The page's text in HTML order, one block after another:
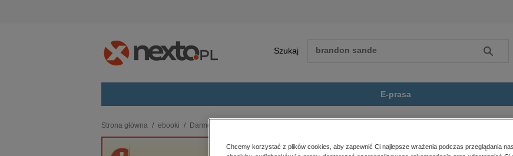
Szukaj Szukaj
E-prasa
budownictwo, aranżacja wnętrz
polityka, społeczno-informacyjne
Strona główna ebooki Darmowe ebooki
Chcemy korzystać z plików cookies, aby zapewnić Ci najlepsze wrażenia podczas przeglądania